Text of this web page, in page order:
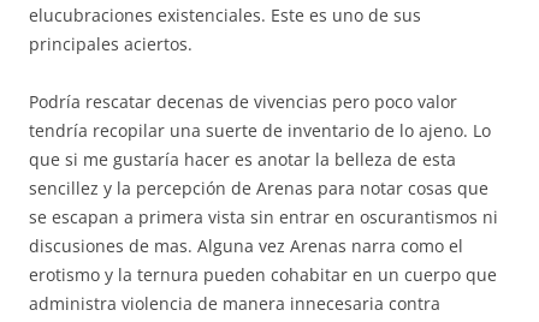
elucubraciones existenciales. Este es uno de sus
principales aciertos.
Podría rescatar decenas de vivencias pero poco valor
tendría recopilar una suerte de inventario de lo ajeno. Lo
que si me gustaría hacer es anotar la belleza de esta
sencillez y la percepción de Arenas para notar cosas que
se escapan a primera vista sin entrar en oscurantismos ni
discusiones de mas. Alguna vez Arenas narra como el
erotismo y la ternura pueden cohabitar en un cuerpo que
administra violencia de manera innecesaria contra